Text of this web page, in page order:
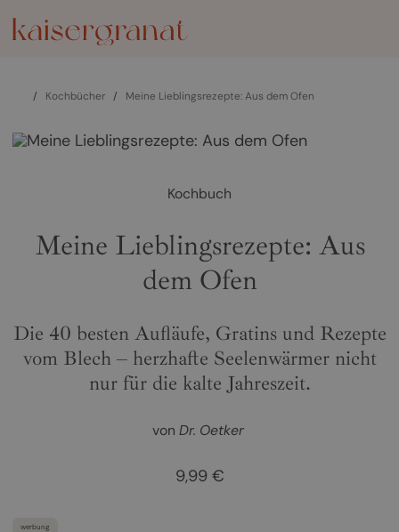
/ Kochbücher / Meine Lieblingsrezepte: Aus dem Ofen
Kochbuch
Meine Lieblingsrezepte: Aus
dem Ofen
Die 40 besten Aufläufe, Gratins und Rezepte
vom Blech – herzhafte Seelenwärmer nicht
nur für die kalte Jahreszeit.
von Dr. Oetker
9,99 €
werbung